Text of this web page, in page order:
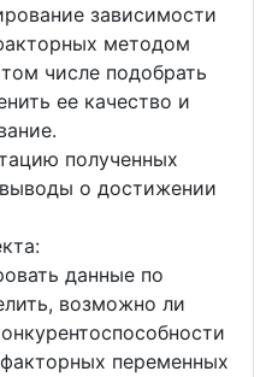
зависимости
методом
числе подобрать
ее качество и
полученных
выводы о достижении
данные по
возможно ли
переменных